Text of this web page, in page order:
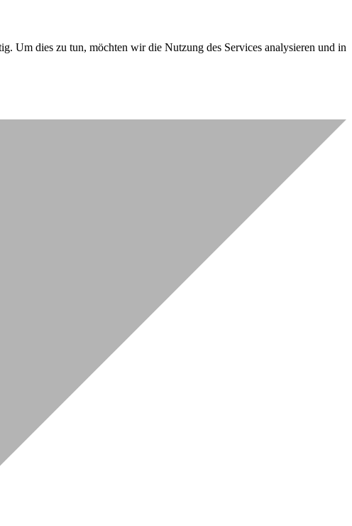
Um dies zu tun, möchten wir die Nutzung des Services analysieren und in